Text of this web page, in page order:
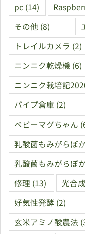
pc (14)
その他 (8)
トレイルカメラ (2)
ニンニク乾燥機 (6)
ニンニク栽培記
パイプ倉庫 (2)
ベビーマグちゃん
乳酸菌もみがらぼ
乳酸菌もみがらぼ
修理 (13) 光合成
好気性発酵 (2)
玄米アミノ酸農法